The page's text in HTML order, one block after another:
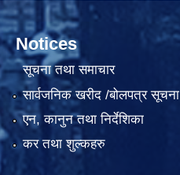
Notices
सूचना तथा समाचार
सार्वजनिक खरीद /बोलपत्र सूचना
एन, कानुन तथा निर्देशिका
कर तथा शुल्कहरु